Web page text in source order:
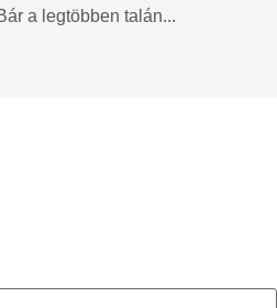
a legtöbben talán...